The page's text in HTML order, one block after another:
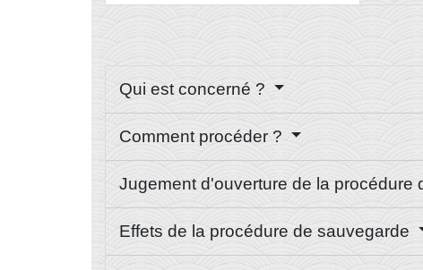
Qui est concerné ?
Comment procéder ?
Jugement d'ouverture de la procédure
Effets de la procédure de sauvegarde